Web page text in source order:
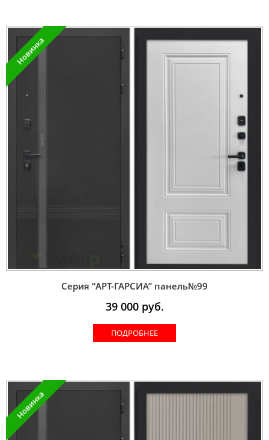
Новинка
Серия “AРT-ГАРСИА” панель№99
39 000руб.
ПОДРОБНЕЕ
Новинка